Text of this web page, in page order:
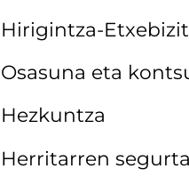
Hirigintza-
Osasuna eta
Hezkuntza
Herritarren